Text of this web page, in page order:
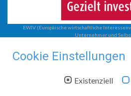
EWIV (Europäische wirtschaftliche
Unternehmer und
Steuerberatung
Unternehmensberatung
Cookie Einstellungen
Existenziell